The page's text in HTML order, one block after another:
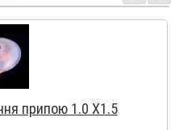
припою 1.0 Х1.5